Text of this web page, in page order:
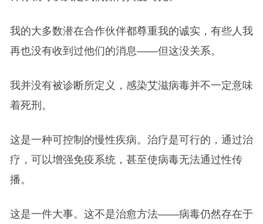
我的大多数潜在合作伙伴都尊重我的诚实，有些人我
再也没有收到过他们的消息——但这没关系。
我并没有被诊断所定义，感染艾滋病毒并不一定意味
着死刑。
这是一种可控制的慢性疾病。治疗是可行的，通过治
疗，可以增强免疫系统，甚至使病毒无法通过性传
播。
这是一件大事。这不是治愈方法——病毒仍然存在于